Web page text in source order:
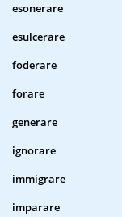
esonerare
esulcerare
foderare
forare
generare
ignorare
immigrare
imparare